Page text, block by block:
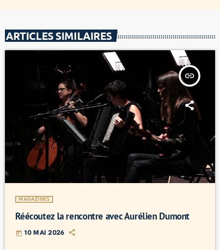
ARTICLES SIMILAIRES
insert_link
MAGAZINES
Réécoutez la rencontre avec Aurélien Dumont
today 10 MAI 2026